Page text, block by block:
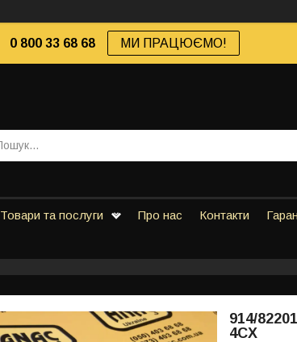
0 800 33 68 68 МИ ПРАЦЮЄМО!
Товари та послуги Про нас Контакти
914/
4CX